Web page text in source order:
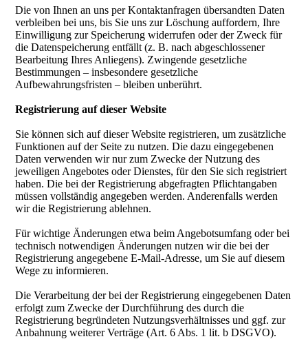
Die von Ihnen an uns per Kontaktanfragen übersandten Daten
verbleiben bei uns, bis Sie uns zur Löschung auffordern, Ihre
Einwilligung zur Speicherung widerrufen oder der Zweck für
die Datenspeicherung entfällt (z. B. nach abgeschlossener
Bearbeitung Ihres Anliegens). Zwingende gesetzliche
Bestimmungen – insbesondere gesetzliche
Aufbewahrungsfristen – bleiben unberührt.
Registrierung auf dieser Website
Sie können sich auf dieser Website registrieren, um zusätzliche
Funktionen auf der Seite zu nutzen. Die dazu eingegebenen
Daten verwenden wir nur zum Zwecke der Nutzung des
jeweiligen Angebotes oder Dienstes, für den Sie sich registriert
haben. Die bei der Registrierung abgefragten Pflichtangaben
müssen vollständig angegeben werden. Anderenfalls werden
wir die Registrierung ablehnen.
Für wichtige Änderungen etwa beim Angebotsumfang oder bei
technisch notwendigen Änderungen nutzen wir die bei der
Registrierung angegebene E-Mail-Adresse, um Sie auf diesem
Wege zu informieren.
Die Verarbeitung der bei der Registrierung eingegebenen Daten
erfolgt zum Zwecke der Durchführung des durch die
Registrierung begründeten Nutzungsverhältnisses und ggf. zur
Anbahnung weiterer Verträge (Art. 6 Abs. 1 lit. b DSGVO).